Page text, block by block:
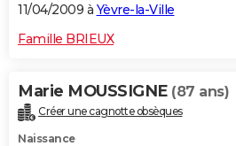
11/04/2009 à Yèvre-la-Ville
Famille BRIEUX
Marie MOUSSIGNE (87 ans)
Créer une cagnotte obsèques
Naissance